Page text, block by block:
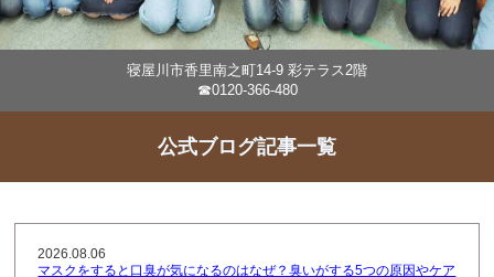
寝屋川市香里南之町14-9 彩テラス2階
☎0120-366-480
公式ブログ記事一覧
2026.08.06
マスクをすると口臭が気になるのはなぜ？臭いがする5つの原因やケア